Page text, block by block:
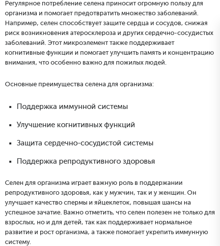
Регулярное потребление селена приносит огромную пользу для
организма и помогает предотвратить множество заболеваний.
Например, селен способствует защите сердца и сосудов, снижая
риск возникновения атеросклероза и других сердечно-сосудистых
заболеваний. Этот микроэлемент также поддерживает
когнитивные функции и помогает улучшить память и концентрацию
внимания, что особенно важно для пожилых людей.
Основные преимущества селена для организма:
Поддержка иммунной системы
Улучшение когнитивных функций
Защита сердечно-сосудистой системы
Поддержка репродуктивного здоровья
Селен для организма играет важную роль в поддержании
репродуктивного здоровья, как у мужчин, так и у женщин. Он
улучшает качество спермы и яйцеклеток, повышая шансы на
успешное зачатие. Важно отметить, что селен полезен не только для
взрослых, но и для детей, так как поддерживает нормальное
развитие и рост организма, а также помогает укрепить иммунную
систему.